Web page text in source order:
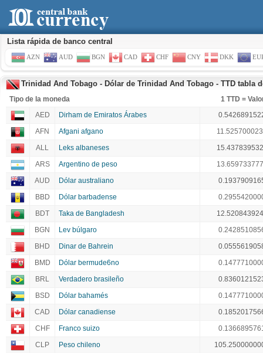
Lista rápida de banco central
AZN AUD BGN CAD CHF CNY DKK
Trinidad And Tobago - Dólar de Trinidad And Tobago - TTD tabla
Tipo de la moneda
1 TTD =
AED
Dirham de Emiratos Árabes
AFN
Afgani afgano
ALL
Leks albaneses
ARS
Argentino de peso
AUD
Dólar australiano
BBD
Dólar barbadense
BDT
Taka de Bangladesh
BGN
Lev búlgaro
BHD
Dinar de Bahrein
BMD
Dólar bermude6no
BRL
Verdadero brasileño
BSD
Dólar bahamés
CAD
Dólar canadiense
CHF
Franco suizo
CLP
Peso chileno